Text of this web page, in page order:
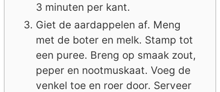
3 minuten per kant.
Giet de aardappelen af. Meng
met de boter en melk. Stamp tot
een puree. Breng op smaak zout,
peper en nootmuskaat. Voeg de
venkel toe en roer door. Serveer